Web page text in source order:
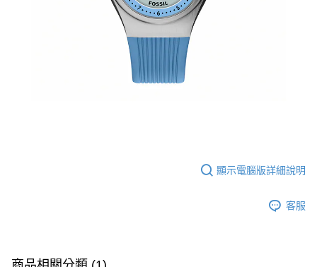
顯示電腦版詳細說明
客服